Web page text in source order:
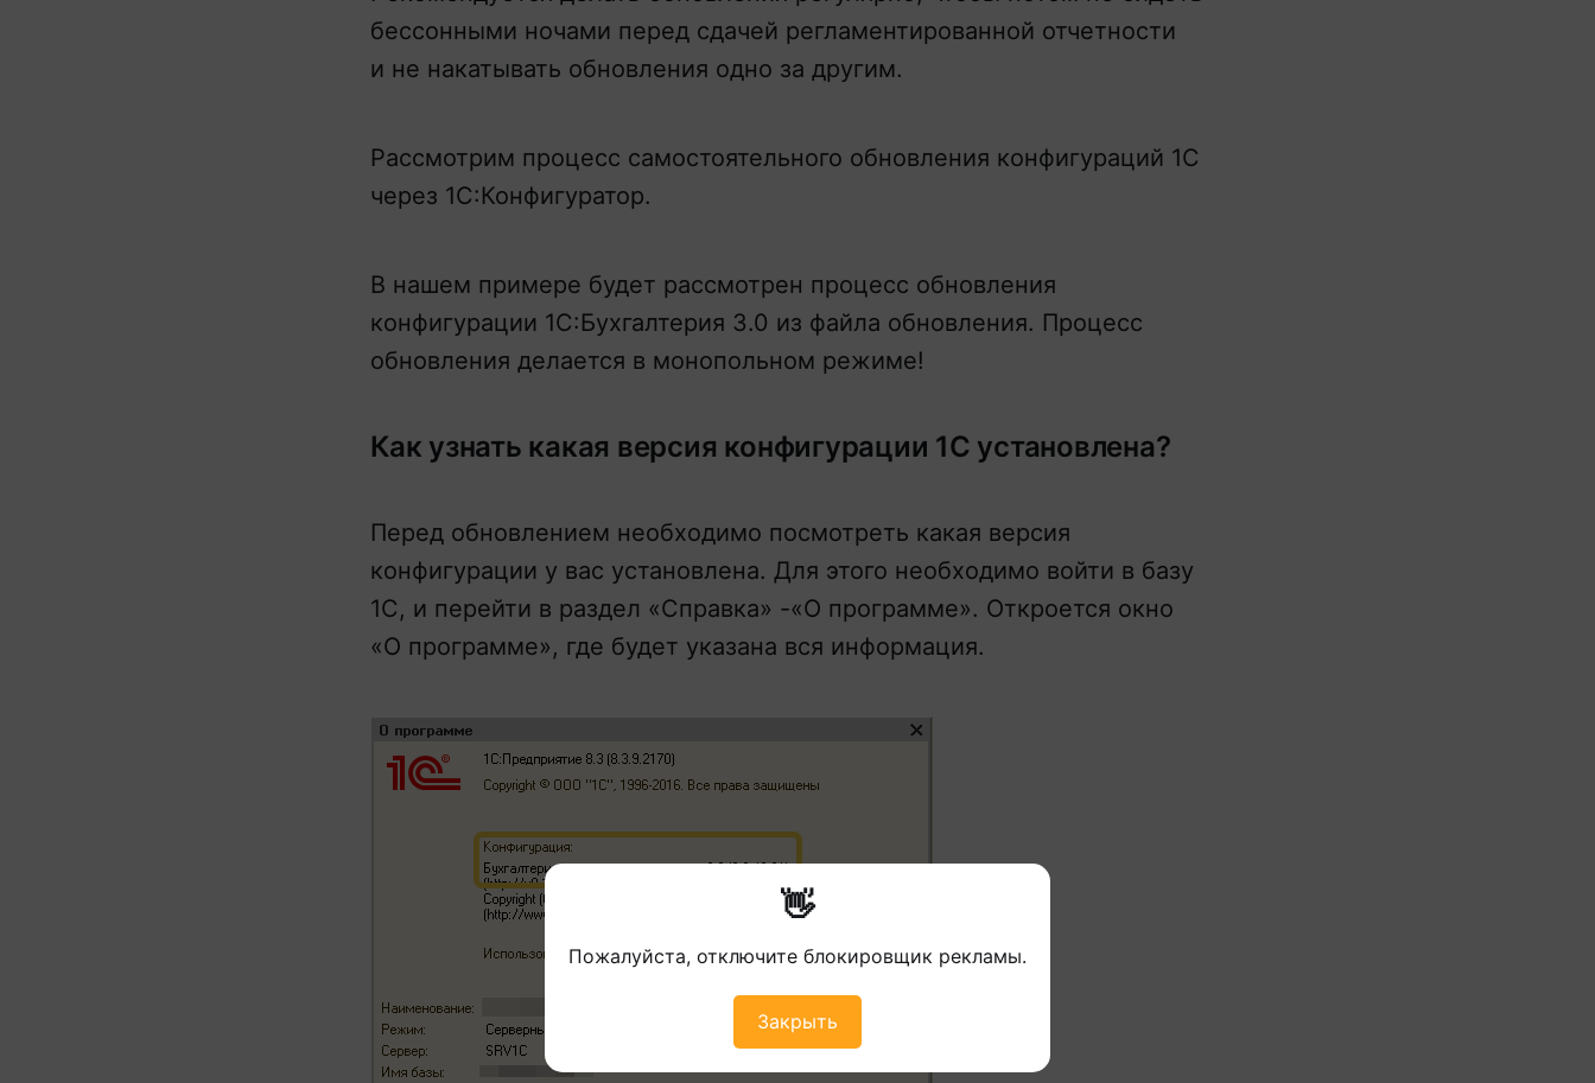
👋
Пожалуйста, отключите блокировщик рекламы.
Закрыть
бессонными ночами перед сдачей регламентированной отчетности
и не накатывать обновления одно за другим.
Рассмотрим процесс самостоятельного обновления конфигураций 1С
через 1С:Конфигуратор.
В нашем примере будет рассмотрен процесс обновления
конфигурации 1С:Бухгалтерия 3.0 из файла обновления. Процесс
обновления делается в монопольном режиме!
Как узнать какая версия конфигурации 1С установлена?
Перед обновлением необходимо посмотреть какая версия
конфигурации у вас установлена. Для этого необходимо войти в базу
1С, и перейти в раздел «Справка» -«О программе». Откроется окно
«О программе», где будет указана вся информация.